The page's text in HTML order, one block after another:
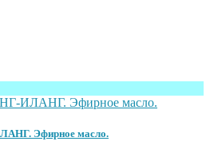
Эфирное масло.